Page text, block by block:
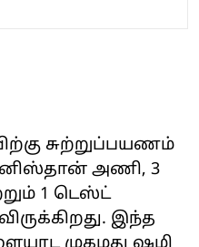
சுற்றுப்பயணம்
அணி, 3
1 டெஸ்ட்
இந்த